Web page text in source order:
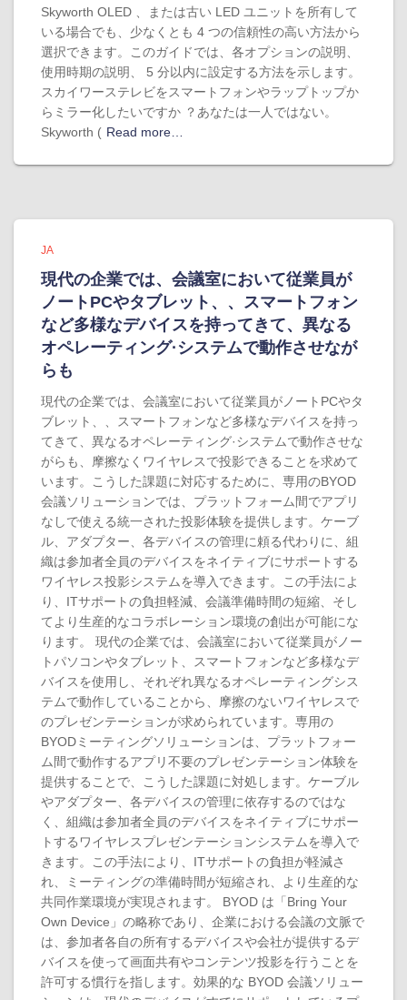
Skyworth OLED 、または古い LED ユニットを所有して
いる場合でも、少なくとも 4 つの信頼性の高い方法から
選択できます。このガイドでは、各オプションの説明、
使用時期の説明、 5 分以内に設定する方法を示します。
スカイワーステレビをスマートフォンやラップトップか
らミラー化したいですか ？あなたは一人ではない。
Skyworth ( Read more…
JA
現代の企業では、会議室において従業員が
ノートPCやタブレット、、スマートフォン
など多様なデバイスを持ってきて、異なる
オペレーティング·システムで動作させなが
らも
現代の企業では、会議室において従業員がノートPCやタ
ブレット、、スマートフォンなど多様なデバイスを持っ
てきて、異なるオペレーティング·システムで動作させな
がらも、摩擦なくワイヤレスで投影できることを求めて
います。こうした課題に対応するために、専用のBYOD
会議ソリューションでは、プラットフォーム間でアプリ
なしで使える統一された投影体験を提供します。ケーブ
ル、アダプター、各デバイスの管理に頼る代わりに、組
織は参加者全員のデバイスをネイティブにサポートする
ワイヤレス投影システムを導入できます。この手法によ
り、ITサポートの負担軽減、会議準備時間の短縮、そし
てより生産的なコラボレーション環境の創出が可能にな
ります。 現代の企業では、会議室において従業員がノー
トパソコンやタブレット、スマートフォンなど多様なデ
バイスを使用し、それぞれ異なるオペレーティングシス
テムで動作していることから、摩擦のないワイヤレスで
のプレゼンテーションが求められています。専用の
BYODミーティングソリューションは、プラットフォー
ム間で動作するアプリ不要のプレゼンテーション体験を
提供することで、こうした課題に対処します。ケーブル
やアダプター、各デバイスの管理に依存するのではな
く、組織は参加者全員のデバイスをネイティブにサポー
トするワイヤレスプレゼンテーションシステムを導入で
きます。この手法により、ITサポートの負担が軽減さ
れ、ミーティングの準備時間が短縮され、より生産的な
共同作業環境が実現されます。 BYOD は「Bring Your
Own Device」の略称であり、企業における会議の文脈で
は、参加者各自の所有するデバイスや会社が提供するデ
バイスを使って画面共有やコンテンツ投影を行うことを
許可する慣行を指します。効果的な BYOD 会議ソリュー